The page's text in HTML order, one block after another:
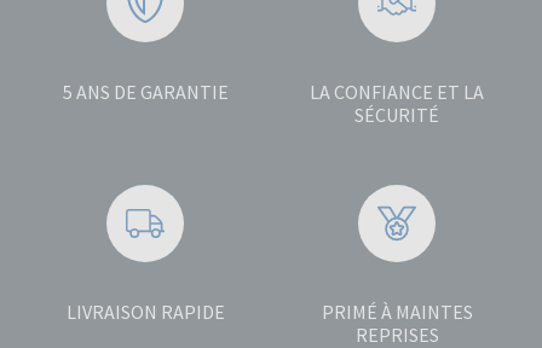
5 ANS DE GARANTIE
LA CONFIANCE ET LA
SÉCURITÉ
LIVRAISON RAPIDE
PRIMÉ À MAINTES
REPRISES